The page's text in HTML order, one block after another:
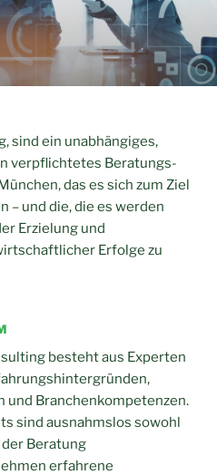
sind ein unabhängiges,
verpflichtetes Beratungs-
das es sich zum Ziel
– und die, die es werden
Erzielung und
Erfolge zu
besteht aus Experten
und Branchenkompetenzen.
sind ausnahmslos sowohl
der Beratung
erfahrene